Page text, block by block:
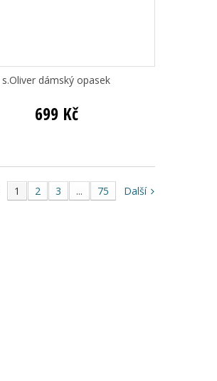
s.Oliver dámský opasek
699 Kč
1 2 3 ... 75 Další